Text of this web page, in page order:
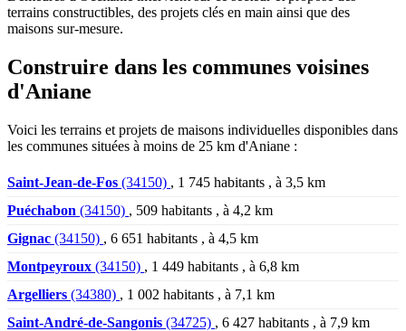
terrains constructibles, des projets clés en main ainsi que des
maisons sur-mesure.
Construire dans les communes voisines
d'Aniane
Voici les terrains et projets de maisons individuelles disponibles dans
les communes situées à moins de 25 km d'Aniane :
Saint-Jean-de-Fos (34150) , 1 745 habitants , à 3,5 km
Puéchabon (34150) , 509 habitants , à 4,2 km
Gignac (34150) , 6 651 habitants , à 4,5 km
Montpeyroux (34150) , 1 449 habitants , à 6,8 km
Argelliers (34380) , 1 002 habitants , à 7,1 km
Saint-André-de-Sangonis (34725) , 6 427 habitants , à 7,9 km